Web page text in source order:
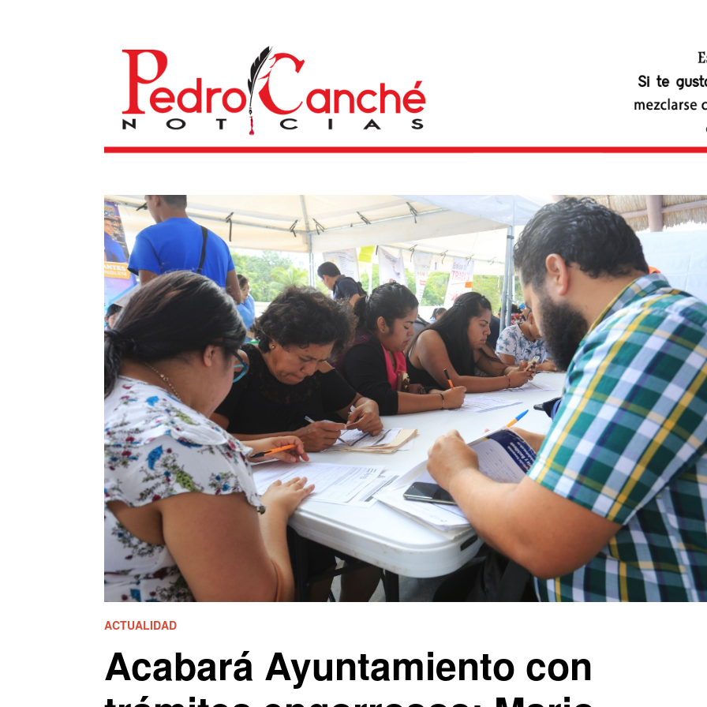
ACTUALIDAD
Acabará Ayuntamiento con